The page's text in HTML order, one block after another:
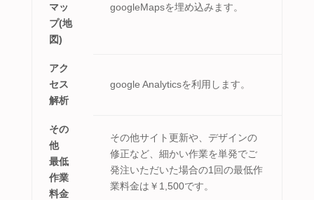
マッ
プ(地
図)
googleMapsを埋め込みます。
アク
セス
解析
google Analyticsを利用します。
その
他
最低
作業
料金
その他サイト更新や、デザインの
修正など、細かい作業を単発でご
発注いただいた場合の1回の最低作
業料金は￥1,500です。